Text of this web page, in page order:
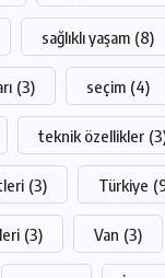
sağlıklı yaşam (8)
(3) seçim (4)
teknik özellikler
(3) Türkiye
(3) Van (3)